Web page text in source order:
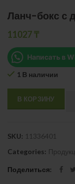
Ланч-бокс с
11027₸
Написать в
1 В наличии
В КОРЗИНУ
SKU: 11336401
Categories:
Поделиться